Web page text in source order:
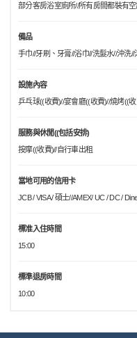
部分客房浴室廁所//所有房間都裝有
備品
手巾//牙刷、牙膏//浴巾//洗髮水//沖洗
設施內容
乒乓球((收費)//宴會廳((收費)//燒烤((
服務與休閒((包括安排)
按摩((收費)//自行車出租
當地可用的信用卡
JCB / VISA / 碩士//AMEX/ UC / DC /
標准入住時間
15:00
標準退房時間
10:00